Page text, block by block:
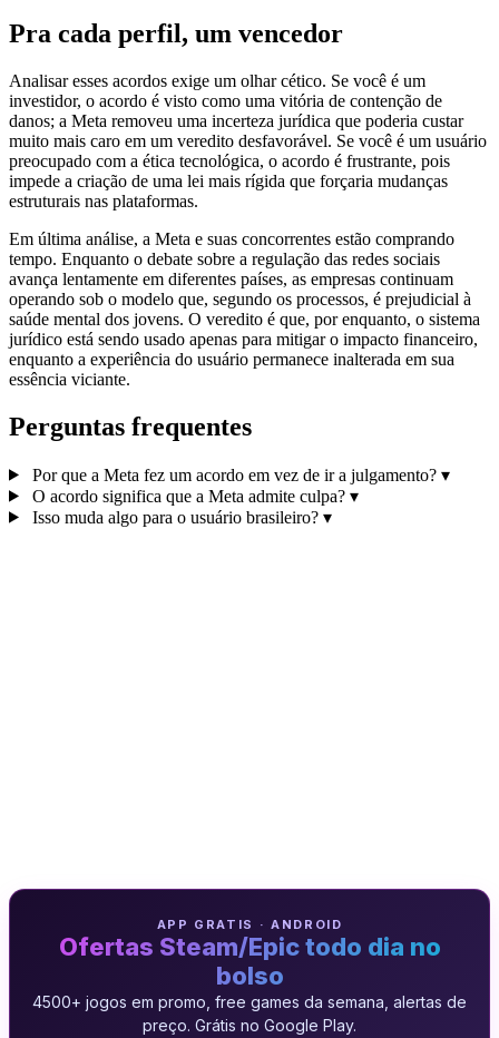
Pra cada perfil, um vencedor
Analisar esses acordos exige um olhar cético. Se você é um
investidor, o acordo é visto como uma vitória de contenção de
danos; a Meta removeu uma incerteza jurídica que poderia custar
muito mais caro em um veredito desfavorável. Se você é um usuário
preocupado com a ética tecnológica, o acordo é frustrante, pois
impede a criação de uma lei mais rígida que forçaria mudanças
estruturais nas plataformas.
Em última análise, a Meta e suas concorrentes estão comprando
tempo. Enquanto o debate sobre a regulação das redes sociais
avança lentamente em diferentes países, as empresas continuam
operando sob o modelo que, segundo os processos, é prejudicial à
saúde mental dos jovens. O veredito é que, por enquanto, o sistema
jurídico está sendo usado apenas para mitigar o impacto financeiro,
enquanto a experiência do usuário permanece inalterada em sua
essência viciante.
Perguntas frequentes
Por que a Meta fez um acordo em vez de ir a julgamento? ▾
O acordo significa que a Meta admite culpa? ▾
Isso muda algo para o usuário brasileiro? ▾
APP GRATIS · ANDROID
Ofertas Steam/Epic todo dia no
bolso
4500+ jogos em promo, free games da semana, alertas de
preço. Grátis no Google Play.